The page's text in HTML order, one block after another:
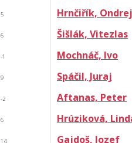
5 Hrnčiřík, Ondrej
6 Šišlák, Vitezlas
-1 Mochnáč, Ivo
9 Spáčil, Juraj
-2 Aftanas, Peter
6 Hrúziková,
14 Gajdoš, Jozef